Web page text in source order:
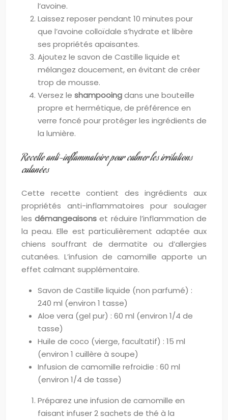
l’avoine.
Laissez reposer pendant 10 minutes pour
que l’avoine colloïdale s’hydrate et libère
ses propriétés apaisantes.
Ajoutez le savon de Castille liquide et
mélangez doucement, en évitant de créer
trop de mousse.
Versez le shampooingdans une bouteille
propre et hermétique, de préférence en
verre foncé pour protéger les ingrédients de
la lumière.
Recette anti-inflammatoire pour calmer les irritations
cutanées
Cette recette contient des ingrédients aux
propriétés anti-inflammatoires pour soulager
lesdémangeaisonset réduire l’inflammation de
la peau. Elle est particulièrement adaptée aux
chiens souffrant de dermatite ou d’allergies
cutanées. L’infusion de camomille apporte un
effet calmant supplémentaire.
Savon de Castille liquide (non parfumé) :
240 ml (environ 1 tasse)
Aloe vera (gel pur) : 60 ml (environ 1/4 de
tasse)
Huile de coco (vierge, facultatif) : 15 ml
(environ 1 cuillère à soupe)
Infusion de camomille refroidie : 60 ml
(environ 1/4 de tasse)
Préparez une infusion de camomille en
faisant infuser 2 sachets de thé à la